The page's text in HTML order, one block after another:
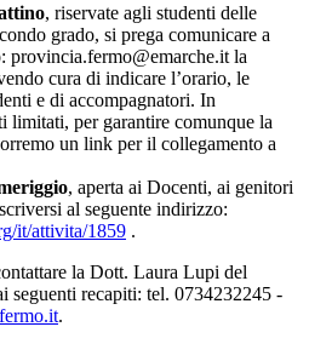
, riservate agli studenti delle
grado, si prega comunicare a
provincia.fermo@emarche.it la
cura di indicare l’orario, le
e di accompagnatori. In
limitati, per garantire comunque la
un link per il collegamento a
, aperta ai Docenti, ai genitori
al seguente indirizzo:
it/attivita/1859 .
la Dott. Laura Lupi del
seguenti recapiti: tel. 0734232245 -
.